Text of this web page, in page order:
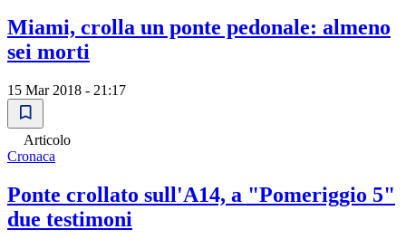
Miami, crolla un ponte pedonale: almeno
sei morti
15 Mar 2018 - 21:17
Articolo
Cronaca
Ponte crollato sull'A14, a "Pomeriggio 5"
due testimoni